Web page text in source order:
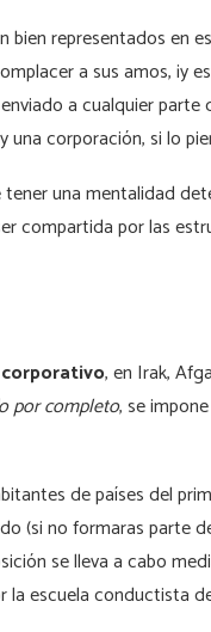
bien representados en
a sus amos, ¡y
a cualquier
corporación, si lo
una mentalidad
compartida por las
corporativo, en Irak,
por completo, se
de países del
(si no formaras parte
se lleva a cabo
escuela conductista